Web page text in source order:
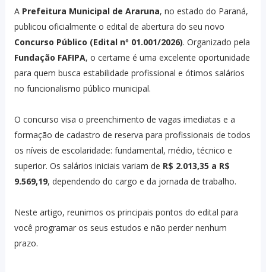
A Prefeitura Municipal de Araruna, no estado do Paraná,
publicou oficialmente o edital de abertura do seu novo
Concurso Público (Edital nº 01.001/2026). Organizado pela
Fundação FAFIPA, o certame é uma excelente oportunidade
para quem busca estabilidade profissional e ótimos salários
no funcionalismo público municipal.
O concurso visa o preenchimento de vagas imediatas e a
formação de cadastro de reserva para profissionais de todos
os níveis de escolaridade: fundamental, médio, técnico e
superior. Os salários iniciais variam de R$ 2.013,35 a R$
9.569,19, dependendo do cargo e da jornada de trabalho.
Neste artigo, reunimos os principais pontos do edital para
você programar os seus estudos e não perder nenhum
prazo.